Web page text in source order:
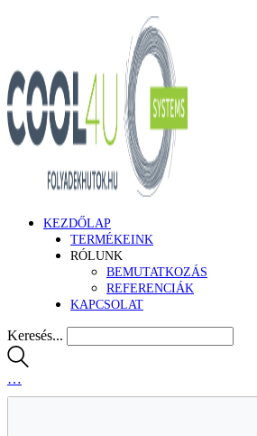
KEZDŐLAP
TERMÉKEINK
RÓLUNK
BEMUTATKOZÁS
REFERENCIÁK
KAPCSOLAT
Keresés...
…